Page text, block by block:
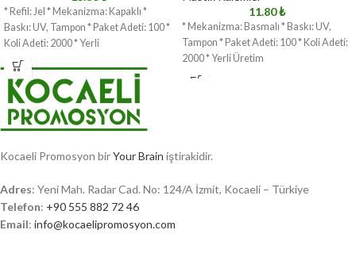
* Refil: Jel * Mekanizma: Kapaklı *
Baskı: UV, Tampon * Paket Adeti: 100 *
Koli Adeti: 2000 * Yerli
11.80₺
* Mekanizma: Basmalı * Baskı: UV,
Tampon * Paket Adeti: 100 * Koli Adeti:
2000 * Yerli Üretim
Kocaeli Promosyon birYour Brain iştirakidir.
Adres: Yeni Mah. Radar Cad. No: 124/A İzmit, Kocaeli – Türkiye
Telefon: +90 555 882 72 46
Email: info@kocaelipromosyon.com